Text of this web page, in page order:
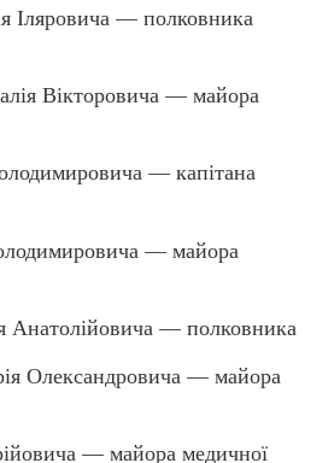
— полковника
Вікторовича — майора
— капітана
— майора
— полковника
Олександровича — майора
— майора медичної